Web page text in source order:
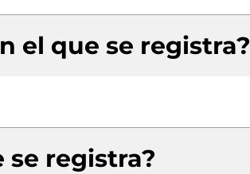
el que se registra?
se registra?